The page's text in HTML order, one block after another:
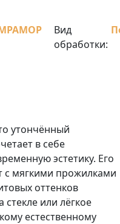
Вид
обработки:
утончённый
в себе
эстетику. Его
с мягкими прожилками
оттенков
или лёгкое
естественному